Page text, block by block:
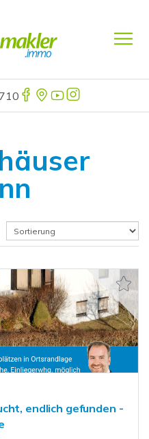
endlich gefunden -